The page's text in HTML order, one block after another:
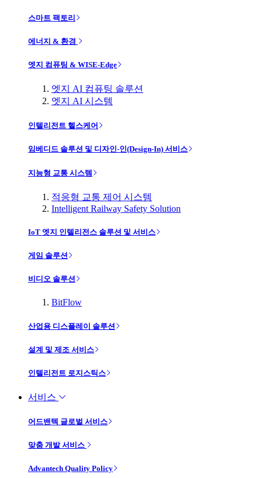
스마트 팩토리
에너지 & 환경
엣지 컴퓨팅 & WISE-Edge
엣지 AI 컴퓨팅 솔루션
엣지 AI 시스템
인텔리전트 헬스케어
임베디드 솔루션 및 디자인-인(Design-In) 서비스
지능형 교통 시스템
적응형 교통 제어 시스템
Intelligent Railway Safety Solution
IoT 엣지 인텔리전스 솔루션 및 서비스
게임 솔루션
비디오 솔루션
BitFlow
산업용 디스플레이 솔루션
설계 및 제조 서비스
인텔리전트 로지스틱스
서비스
어드밴텍 글로벌 서비스
맞춤 개발 서비스
Advantech Quality Policy